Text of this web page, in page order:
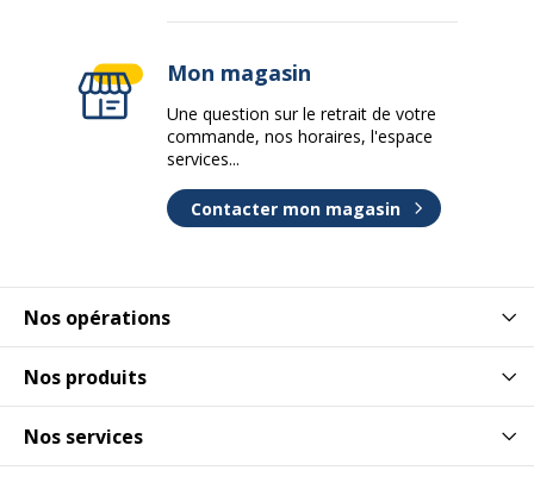
Nos opérations
Nos produits
Nos services
Mon magasin
Une question sur le retrait de votre
commande, nos horaires, l'espace
services...
Contacter mon magasin